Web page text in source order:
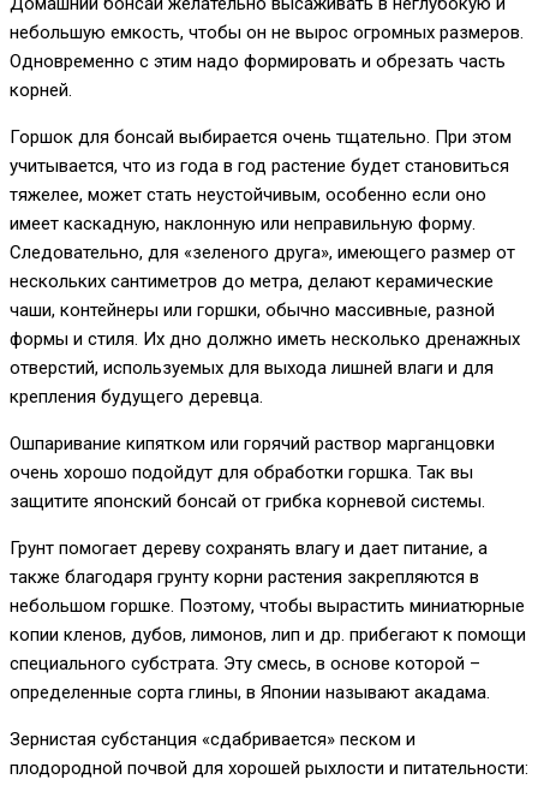
небольшую емкость, чтобы он не вырос огромных размеров.
Одновременно с этим надо формировать и обрезать часть
корней.
Горшок для бонсай выбирается очень тщательно. При этом
учитывается, что из года в год растение будет становиться
тяжелее, может стать неустойчивым, особенно если оно
имеет каскадную, наклонную или неправильную форму.
Следовательно, для «зеленого друга», имеющего размер от
нескольких сантиметров до метра, делают керамические
чаши, контейнеры или горшки, обычно массивные, разной
формы и стиля. Их дно должно иметь несколько дренажных
отверстий, используемых для выхода лишней влаги и для
крепления будущего деревца.
Ошпаривание кипятком или горячий раствор марганцовки
очень хорошо подойдут для обработки горшка. Так вы
защитите японский бонсай от грибка корневой системы.
Грунт помогает дереву сохранять влагу и дает питание, а
также благодаря грунту корни растения закрепляются в
небольшом горшке. Поэтому, чтобы вырастить миниатюрные
копии кленов, дубов, лимонов, лип и др. прибегают к помощи
специального субстрата. Эту смесь, в основе которой –
определенные сорта глины, в Японии называют акадама.
Зернистая субстанция «сдабривается» песком и
плодородной почвой для хорошей рыхлости и питательности: